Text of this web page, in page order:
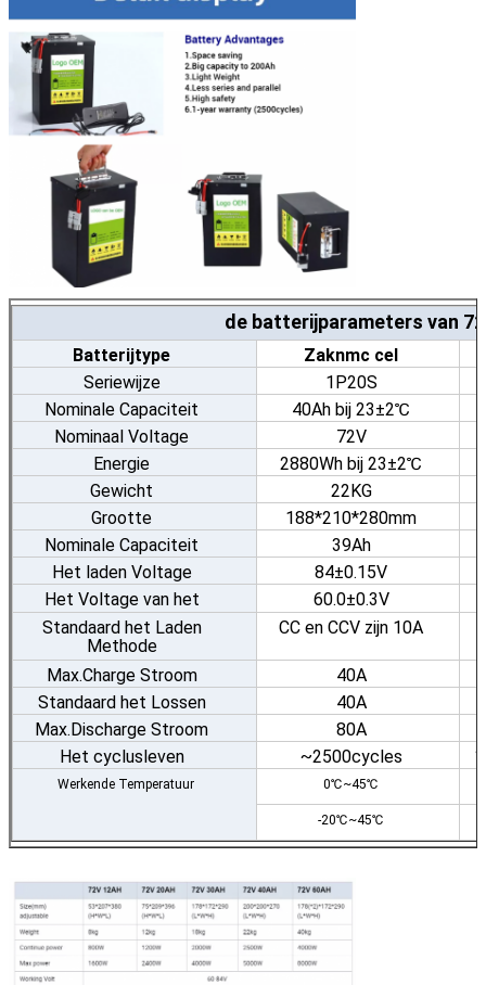
de batterijparameters van
Batterijtype
Zaknmc cel
Seriewijze
1P20S
Nominale Capaciteit
40Ah bij 23±2℃
Nominaal Voltage
72V
Energie
2880Wh bij 23±2℃
Gewicht
22KG
Grootte
188*210*280mm
Nominale Capaciteit
39Ah
Het laden Voltage
84±0.15V
Het Voltage van het
lossingsbeëindigen
60.0±0.3V
Standaard het Laden
Methode
CC en CCV zijn 10A
Max.Charge Stroom
40A
Standaard het Lossen
Methode
40A
Max.Discharge Stroom
80A
Het cyclusleven
~2500cycles
Werkende Temperatuur 0℃~45℃
-20℃~45℃